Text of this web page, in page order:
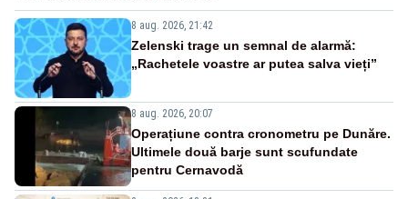
8 aug. 2026, 21:42
Zelenski trage un semnal de alarmă:
„Rachetele voastre ar putea salva vieți”
8 aug. 2026, 20:07
Operațiune contra cronometru pe Dunăre.
Ultimele două barje sunt scufundate
pentru Cernavodă